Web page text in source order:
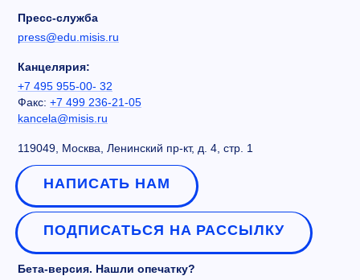
Пресс-служба
press@edu.misis.ru
Канцелярия:
+7 495 955-00- 32
Факс: +7 499 236-21-05
kancela@misis.ru
119049, Москва, Ленинский пр-кт, д. 4, стр. 1
НАПИСАТЬ НАМ
ПОДПИСАТЬСЯ НА РАССЫЛКУ
Бета-версия. Нашли опечатку?